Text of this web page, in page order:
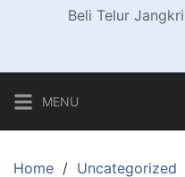
Beli Telur
MENU
Home
Uncategorized